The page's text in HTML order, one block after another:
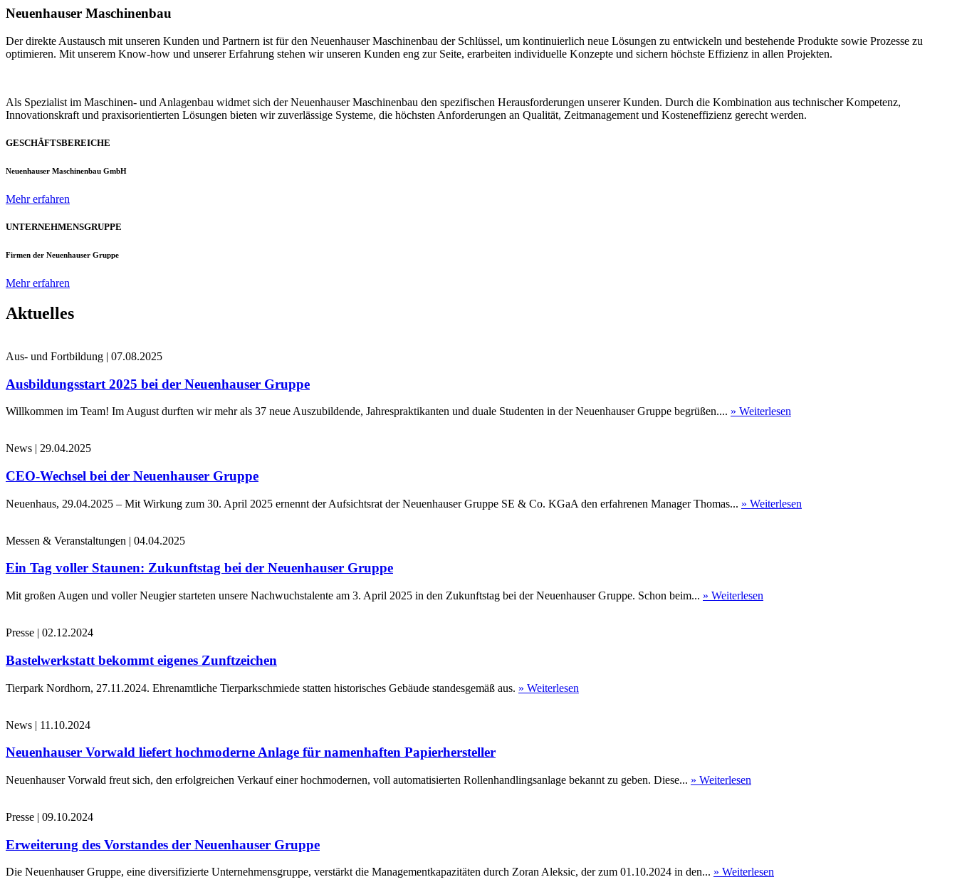
Neuenhauser Maschinenbau
Der direkte Austausch mit unseren Kunden und Partnern ist für den Neuenhauser Maschinenbau der Schlüssel, um kontinuierlich neue Lösungen zu entwickeln und bestehende Produkte sowie Prozesse zu
optimieren. Mit unserem Know-how und unserer Erfahrung stehen wir unseren Kunden eng zur Seite, erarbeiten individuelle Konzepte und sichern höchste Effizienz in allen Projekten.
Als Spezialist im Maschinen- und Anlagenbau widmet sich der Neuenhauser Maschinenbau den spezifischen Herausforderungen unserer Kunden. Durch die Kombination aus technischer Kompetenz,
Innovationskraft und praxisorientierten Lösungen bieten wir zuverlässige Systeme, die höchsten Anforderungen an Qualität, Zeitmanagement und Kosteneffizienz gerecht werden.
GESCHÄFTSBEREICHE
Neuenhauser Maschinenbau GmbH
Mehr erfahren
UNTERNEHMENSGRUPPE
Firmen der Neuenhauser Gruppe
Mehr erfahren
Aktuelles
Aus- und Fortbildung | 07.08.2025
Ausbildungsstart 2025 bei der Neuenhauser Gruppe
Willkommen im Team! Im August durften wir mehr als 37 neue Auszubildende, Jahrespraktikanten und duale Studenten in der Neuenhauser Gruppe begrüßen.... » Weiterlesen
News | 29.04.2025
CEO-Wechsel bei der Neuenhauser Gruppe
Neuenhaus, 29.04.2025 – Mit Wirkung zum 30. April 2025 ernennt der Aufsichtsrat der Neuenhauser Gruppe SE & Co. KGaA den erfahrenen Manager Thomas... » Weiterlesen
Messen & Veranstaltungen | 04.04.2025
Ein Tag voller Staunen: Zukunftstag bei der Neuenhauser Gruppe
Mit großen Augen und voller Neugier starteten unsere Nachwuchstalente am 3. April 2025 in den Zukunftstag bei der Neuenhauser Gruppe. Schon beim... » Weiterlesen
Presse | 02.12.2024
Bastelwerkstatt bekommt eigenes Zunftzeichen
Tierpark Nordhorn, 27.11.2024. Ehrenamtliche Tierparkschmiede statten historisches Gebäude standesgemäß aus. » Weiterlesen
News | 11.10.2024
Neuenhauser Vorwald liefert hochmoderne Anlage für namenhaften Papierhersteller
Neuenhauser Vorwald freut sich, den erfolgreichen Verkauf einer hochmodernen, voll automatisierten Rollenhandlingsanlage bekannt zu geben. Diese... » Weiterlesen
Presse | 09.10.2024
Erweiterung des Vorstandes der Neuenhauser Gruppe
Die Neuenhauser Gruppe, eine diversifizierte Unternehmensgruppe, verstärkt die Managementkapazitäten durch Zoran Aleksic, der zum 01.10.2024 in den... » Weiterlesen